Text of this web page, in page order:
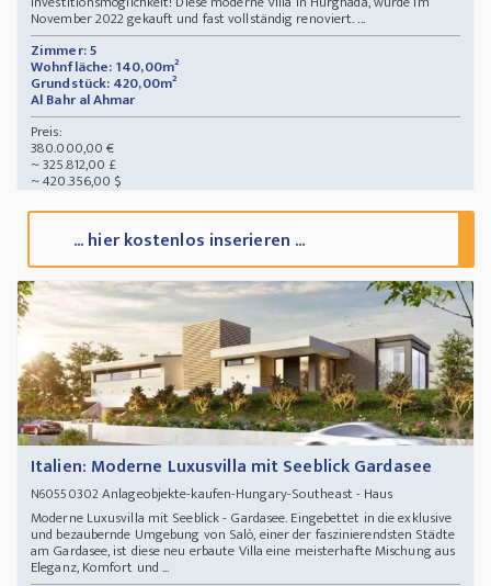
November 2022 gekauft und fast vollständig renoviert. ...
Zimmer: 5
Wohnfläche: 140,00m²
Grundstück: 420,00m²
Al Bahr al Ahmar
Preis:
380.000,00 €
~ 325.812,00 £
~ 420.356,00 $
... hier kostenlos inserieren ...
Italien: Moderne Luxusvilla mit Seeblick Gardasee
N60550302Anlageobjekte-kaufen-Hungary-Southeast - Haus
Moderne Luxusvilla mit Seeblick - Gardasee. Eingebettet in die exklusive
und bezaubernde Umgebung von Salò, einer der faszinierendsten Städte
am Gardasee, ist diese neu erbaute Villa eine meisterhafte Mischung aus
Eleganz, Komfort und ...